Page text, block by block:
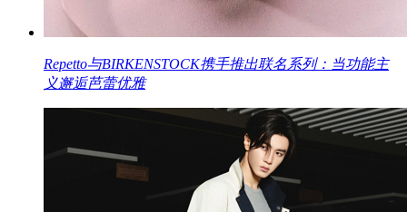
Repetto与BIRKENSTOCK携手推出联名系列：当功能主
义邂逅芭蕾优雅